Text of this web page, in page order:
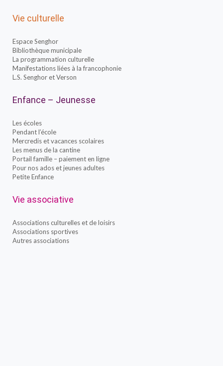
Vie culturelle
Espace Senghor
Bibliothèque municipale
La programmation culturelle
Manifestations liées à la francophonie
L.S. Senghor et Verson
Enfance – Jeunesse
Les écoles
Pendant l’école
Mercredis et vacances scolaires
Les menus de la cantine
Portail famille – paiement en ligne
Pour nos ados et jeunes adultes
Petite Enfance
Vie associative
Associations culturelles et de loisirs
Associations sportives
Autres associations